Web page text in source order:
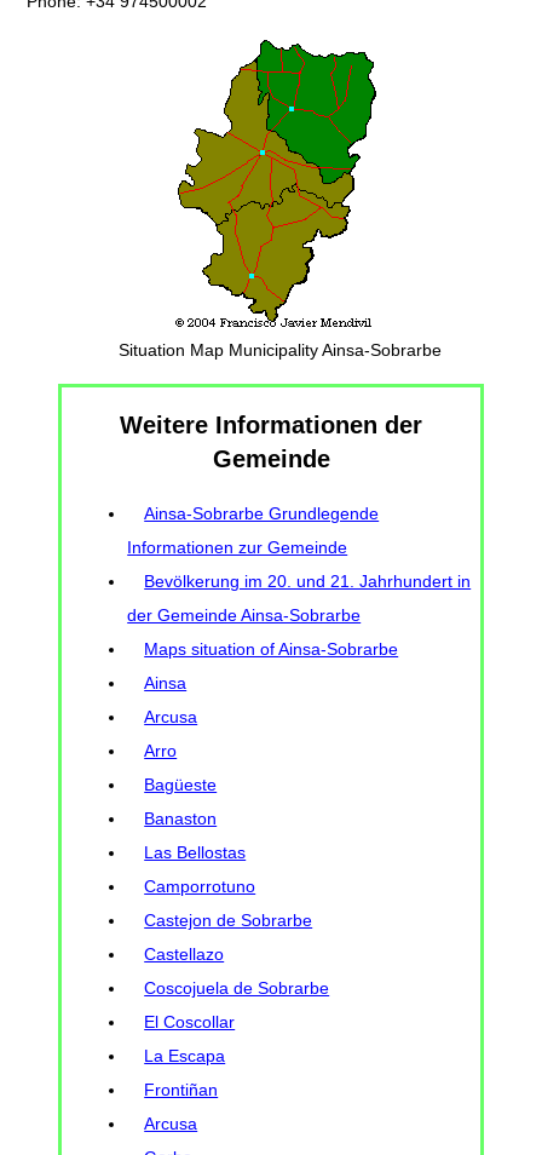
Situation Map Municipality Ainsa-Sobrarbe
Weitere Informationen der
Gemeinde
Ainsa-Sobrarbe Grundlegende
Informationen zur Gemeinde
Bevölkerung im 20. und 21. Jahrhundert in
der Gemeinde Ainsa-Sobrarbe
Maps situation of Ainsa-Sobrarbe
Ainsa
Arcusa
Arro
Bagüeste
Banaston
Las Bellostas
Camporrotuno
Castejon de Sobrarbe
Castellazo
Coscojuela de Sobrarbe
El Coscollar
La Escapa
Frontiñan
Arcusa